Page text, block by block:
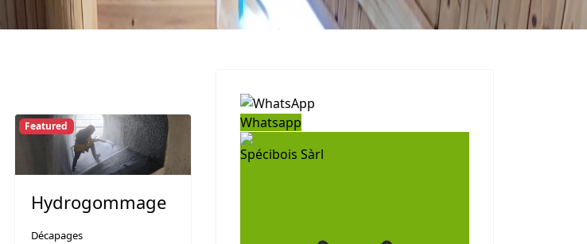
Featured
Hydrogommage
Décapages
Whatsapp
Spécibois Sàrl